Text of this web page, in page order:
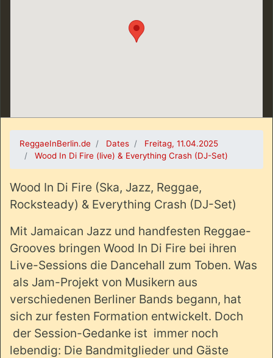
ReggaeInBerlin.de Dates
Freitag, 11.04.2025
Wood In Di Fire (live) & Everything Crash (DJ-Set)
Wood In Di Fire (Ska, Jazz, Reggae,
Rocksteady) & Everything Crash (DJ-Set)
Mit Jamaican Jazz und handfesten Reggae-
Grooves bringen Wood In Di Fire bei ihren
Live-Sessions die Dancehall zum Toben. Was
als Jam-Projekt von Musikern aus
verschiedenen Berliner Bands begann, hat
sich zur festen Formation entwickelt. Doch
der Session-Gedanke ist immer noch
lebendig: Die Bandmitglieder und Gäste